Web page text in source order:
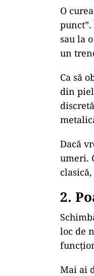
O
sau la
un
Ca să
din
Dacă
umeri.
2.
loc de
Mai ai